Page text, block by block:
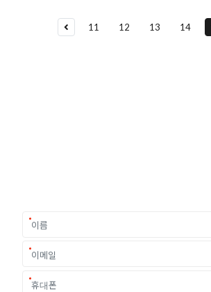
11 12 13 14